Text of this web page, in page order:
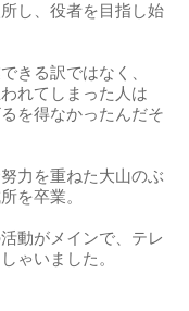
し、役者を目指し始
きる訳ではなく、
れてしまった人は
を得なかったんだそ
力を重ねた大山のぶ
を卒業。
動がメインで、テレ
ゃいました。